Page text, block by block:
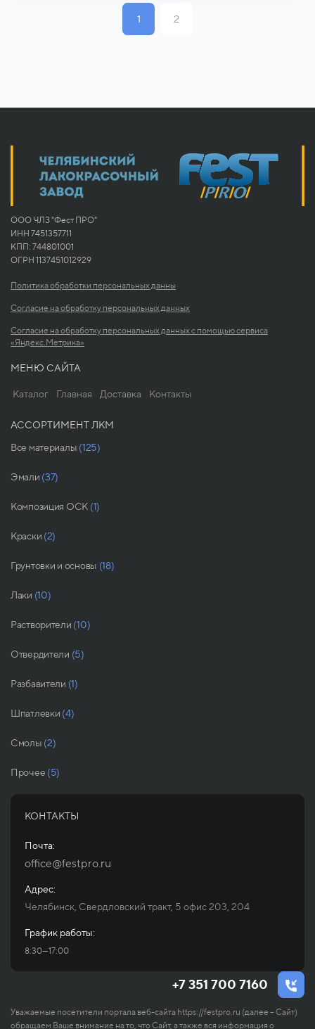
1 2
ООО ЧЛЗ "Фест ПРО"
ИНН 7451357711
КПП: 744801001
ОГРН 1137451012929
Политика обработки персональных данны
Согласие на обработку персональных данных
Согласие на обработку персональных данных с помощью сервиса
«Яндекс.Метрика»
МЕНЮ САЙТА
Каталог Главная Доставка Контакты
АССОРТИМЕНТ ЛКМ
Все материалы (125)
Эмали (37)
Композиция ОСК (1)
Краски (2)
Грунтовки и основы (18)
Лаки (10)
Растворители (10)
Отвердители (5)
Разбавители (1)
Шпатлевки (4)
Смолы (2)
Прочее (5)
КОНТАКТЫ
Почта:
office@festpro.ru
Адрес:
Челябинск, Свердловский тракт, 5 офис 203, 204
График работы:
8:30—17:00
+7 351 700 7160
Уважаемые посетители портала веб-сайта https://festpro.ru (далее – Сайт)
обращаем Ваше внимание на то, что Сайт, а также вся информация о